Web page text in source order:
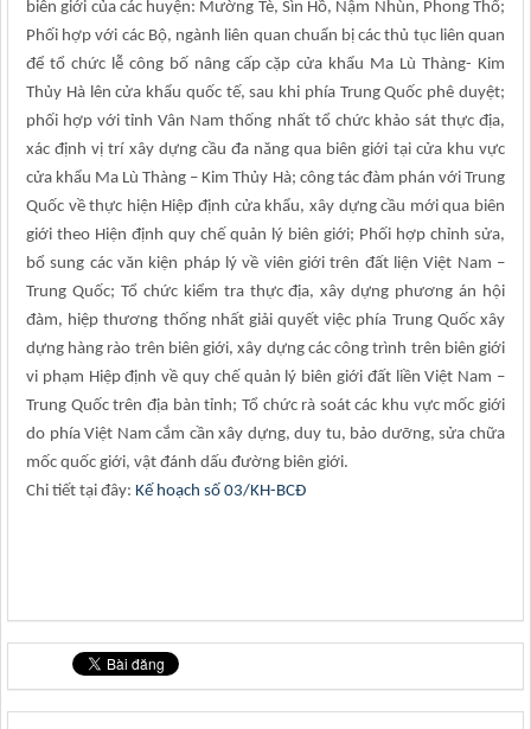
biên giới của các huyện: Mường Tè, Sìn Hồ, Nậm Nhùn, Phong Thổ;
Phối hợp với các Bộ, ngành liên quan chuẩn bị các thủ tục liên quan
để tổ chức lễ công bố nâng cấp cặp cửa khẩu Ma Lù Thàng- Kim
Thủy Hà lên cửa khẩu quốc tế, sau khi phía Trung Quốc phê duyệt;
phối hợp với tỉnh Vân Nam thống nhất tổ chức khảo sát thực địa,
xác định vị trí xây dựng cầu đa năng qua biên giới tại cửa khu vực
cửa khẩu Ma Lù Thàng – Kim Thủy Hà; công tác đàm phán với Trung
Quốc về thực hiện Hiệp định cửa khẩu, xây dựng cầu mới qua biên
giới theo Hiện định quy chế quản lý biên giới; Phối hợp chỉnh sửa,
bổ sung các văn kiện pháp lý về viên giới trên đất liện Việt Nam –
Trung Quốc; Tổ chức kiểm tra thực địa, xây dựng phương án hội
đàm, hiệp thương thống nhất giải quyết việc phía Trung Quốc xây
dựng hàng rào trên biên giới, xây dựng các công trình trên biên giới
vi phạm Hiệp định về quy chế quản lý biên giới đất liền Việt Nam –
Trung Quốc trên địa bàn tỉnh; Tổ chức rà soát các khu vực mốc giới
do phía Việt Nam cắm cần xây dựng, duy tu, bảo dưỡng, sửa chữa
mốc quốc giới, vật đánh dấu đường biên giới.
Chi tiết tại đây: Kế hoạch số 03/KH-BCĐ